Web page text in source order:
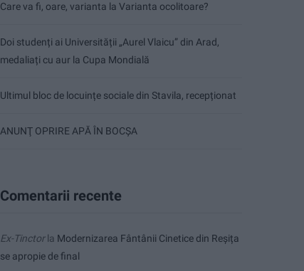
Care va fi, oare, varianta la Varianta ocolitoare?
Doi studenți ai Universității „Aurel Vlaicu” din Arad,
medaliați cu aur la Cupa Mondială
Ultimul bloc de locuințe sociale din Stavila, recepționat
ANUNŢ OPRIRE APĂ ÎN BOCȘA
Comentarii recente
Ex-Tinctorla Modernizarea Fântânii Cinetice din Reșița
se apropie de final